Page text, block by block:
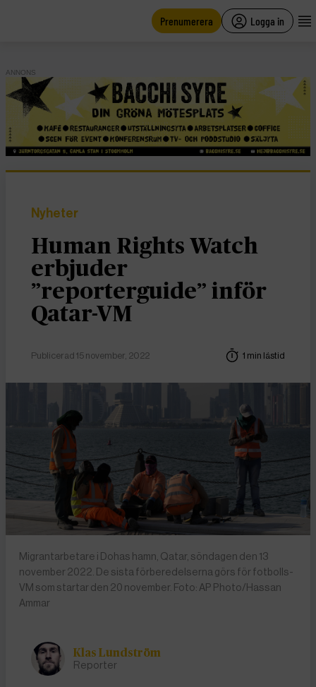
Prenumerera Logga in
ANNONS
Nyheter
Human Rights Watch
erbjuder
”reporterguide” inför
Qatar-VM
Publicerad 15 november, 2022 1 min lästid
Migrantarbetare i Dohas hamn, Qatar, söndagen den 13
november 2022. De sista förberedelserna görs för fotbolls-
VM som startar den 20 november. Foto: AP Photo/Hassan
Ammar
Klas Lundström
Reporter